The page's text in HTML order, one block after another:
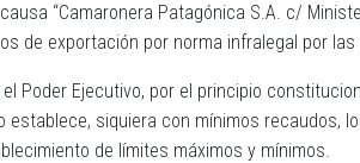
“Camaronera Patagónica S.A. c/
de exportación por norma infralegal por
Poder Ejecutivo, por el principio
siquiera con mínimos recaudos,
de límites máximos y mínimos.